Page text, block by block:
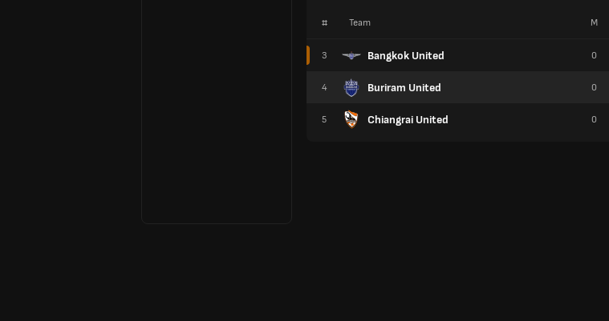
# Team
3 Bangkok United
4 Buriram United
5 Chiangrai United
M
0
0
0